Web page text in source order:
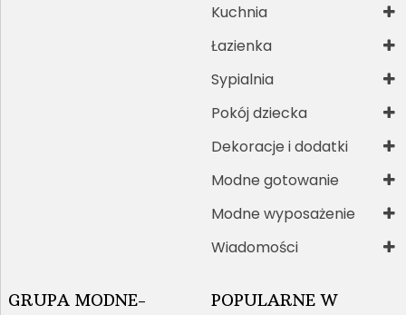
Kuchnia
Łazienka
Sypialnia
Pokój dziecka
Dekoracje i dodatki
Modne gotowanie
Modne wyposażenie
Wiadomości
GRUPA MODNE-
POPULARNE W